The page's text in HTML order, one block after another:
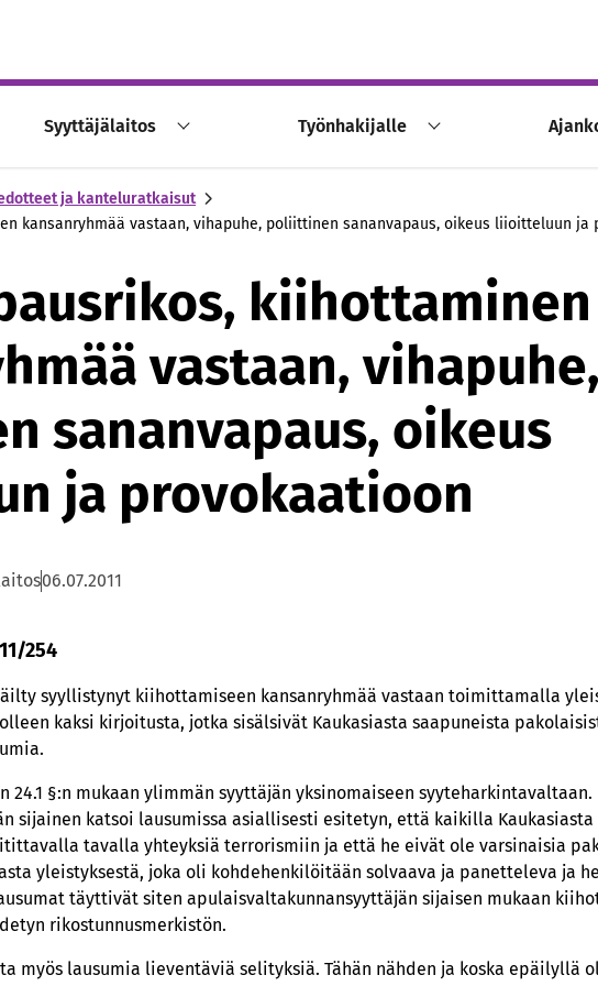
Syyttäjälaitos Työnhakijalle
ja kanteluratkaisut
kansanryhmää vastaan, vihapuhe, poliittinen sananvapaus, oikeus liioitteluun ja
kiihottaminen
vastaan, vihapuhe,
sananvapaus, oikeus
ja provokaatioon
06.07.2011
254
syyllistynyt kiihottamiseen kansanryhmää vastaan toimittamalla
kaksi kirjoitusta, jotka sisälsivät Kaukasiasta saapuneista
24.1 §:n mukaan ylimmän syyttäjän yksinomaiseen syyteharkintavaltaan.
sijainen katsoi lausumissa asiallisesti esitetyn, että kaikilla Kaukasiasta
tavalla yhteyksiä terrorismiin ja että he eivät ole varsinaisia
yleistyksestä, joka oli kohdehenkilöitään solvaava ja panetteleva ja
täyttivät siten apulaisvaltakunnansyyttäjän sijaisen mukaan
rikostunnusmerkistön.
myös lausumia lieventäviä selityksiä. Tähän nähden ja koska epäilyllä